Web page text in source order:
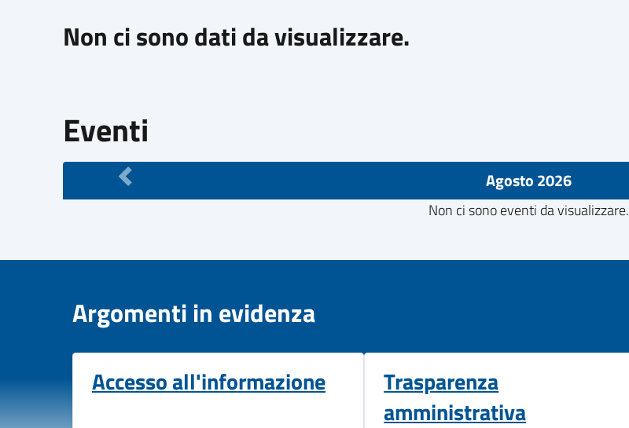
Non ci sono dati da visualizzare.
Eventi
Agosto 2026
Non ci sono eventi da visualizzare.
Argomenti in evidenza
Accesso all'informazione
Trasparenza
amministrativa